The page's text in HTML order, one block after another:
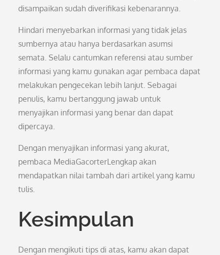
disampaikan sudah diverifikasi kebenarannya.
Hindari menyebarkan informasi yang tidak jelas
sumbernya atau hanya berdasarkan asumsi
semata. Selalu cantumkan referensi atau sumber
informasi yang kamu gunakan agar pembaca dapat
melakukan pengecekan lebih lanjut. Sebagai
penulis, kamu bertanggung jawab untuk
menyajikan informasi yang benar dan dapat
dipercaya.
Dengan menyajikan informasi yang akurat,
pembaca MediaGacorterLengkap akan
mendapatkan nilai tambah dari artikel yang kamu
tulis.
Kesimpulan
Dengan mengikuti tips di atas, kamu akan dapat